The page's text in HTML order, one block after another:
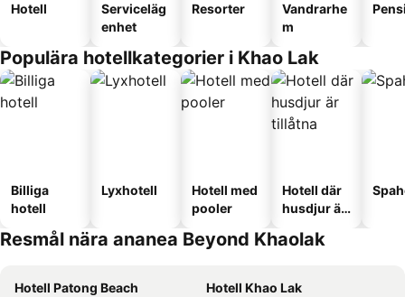
Hotell
Serviceläg
enhet
Resorter
Vandrarhe
m
Populära hotellkategorier i Khao Lak
Billiga
hotell
Lyxhotell
Hotell med
pooler
Hotell där
husdjur är
Resmål nära ananea Beyond Khaolak
Hotell Patong Beach
Hotell Khao Lak